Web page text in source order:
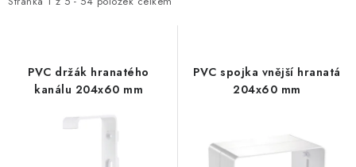
VÝPRODEJ
Reference a zkušenosti
PVC držák hranatého
kanálu 204x60 mm
PVC spojka vnější hranatá
204x60 mm